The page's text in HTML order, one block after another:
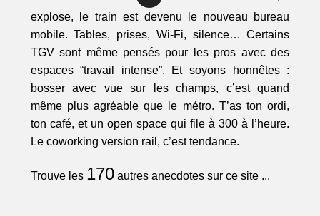
explose, le train est devenu le nouveau bureau
mobile. Tables, prises, Wi-Fi, silence… Certains
TGV sont même pensés pour les pros avec des
espaces “travail intense”. Et soyons honnêtes :
bosser avec vue sur les champs, c’est quand
même plus agréable que le métro. T’as ton ordi,
ton café, et un open space qui file à 300 à l’heure.
Le coworking version rail, c’est tendance.
Trouve les 170autres anecdotes sur ce site ...